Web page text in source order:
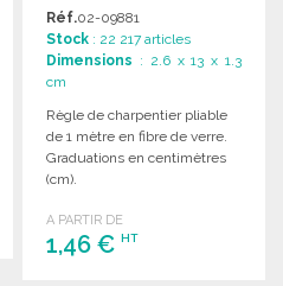
Réf.02-09881
Stock : 22 217 articles
Dimensions : 2.6 x 13 x 1.3
cm
Règle de charpentier pliable
de 1 mètre en fibre de verre.
Graduations en centimètres
(cm).
A PARTIR DE
1,46 €HT